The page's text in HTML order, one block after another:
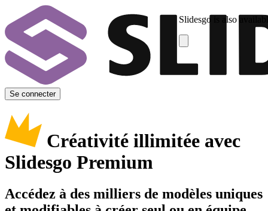
Slidesgo is also
Se connecter
Créativité illimitée avec
Slidesgo Premium
Accédez à des milliers de modèles uniques